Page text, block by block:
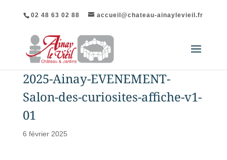
02 48 63 02 88 accueil@chateau-ainaylevieil.fr
2025-Ainay-EVENEMENT-
Salon-des-curiosites-affiche-v1-
01
6 février 2025